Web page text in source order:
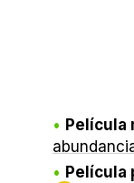
Película
Película